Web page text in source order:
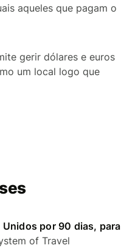
aqueles que pagam o
gerir dólares e euros
um local logo que
por 90 dias, para
of Travel